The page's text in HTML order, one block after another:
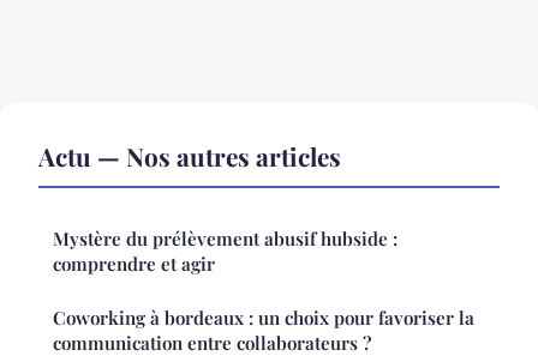
Actu — Nos autres articles
Mystère du prélèvement abusif hubside :
comprendre et agir
Coworking à bordeaux : un choix pour favoriser la
communication entre collaborateurs ?